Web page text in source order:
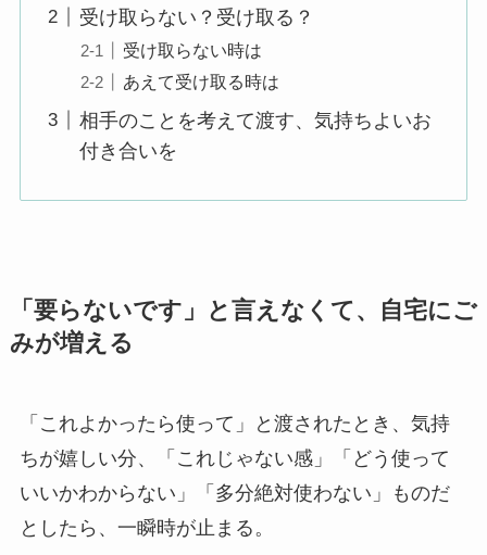
受け取らない？受け取る？
受け取らない時は
あえて受け取る時は
相手のことを考えて渡す、気持ちよいお
付き合いを
「要らないです」と言えなくて、自宅にご
みが増える
「これよかったら使って」と渡されたとき、気持
ちが嬉しい分、「これじゃない感」「どう使って
いいかわからない」「多分絶対使わない」ものだ
としたら、一瞬時が止まる。